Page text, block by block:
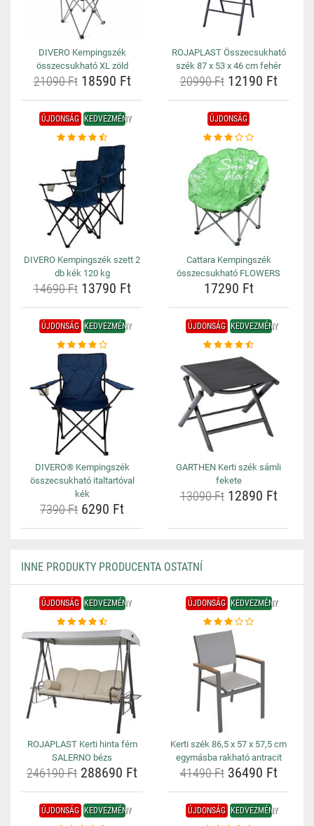
DIVERO Kempingszék
összecsukható XL zöld
21090 Ft18590 Ft
ROJAPLAST Összecsukható
szék 87 x 53 x 46 cm fehér
20990 Ft12190 Ft
ÚJDONSÁG KEDVEZMÉNY
DIVERO Kempingszék szett 2
db kék 120 kg
14690 Ft13790 Ft
ÚJDONSÁG
Cattara Kempingszék
összecsukható FLOWERS
17290 Ft
ÚJDONSÁG KEDVEZMÉNY
DIVERO® Kempingszék
összecsukható italtartóval
kék
7390 Ft 6290 Ft
ÚJDONSÁG KEDVEZMÉNY
GARTHEN Kerti szék sámli
fekete
13090 Ft12890 Ft
INNE PRODUKTY PRODUCENTA OSTATNÍ
ÚJDONSÁG KEDVEZMÉNY
ROJAPLAST Kerti hinta fém
SALERNO bézs
246190 Ft 288690 Ft
ÚJDONSÁG KEDVEZMÉNY
Kerti szék 86,5 x 57 x 57,5 cm
egymásba rakható antracit
41490 Ft36490 Ft
ÚJDONSÁG KEDVEZMÉNY ÚJDONSÁG KEDVEZMÉNY